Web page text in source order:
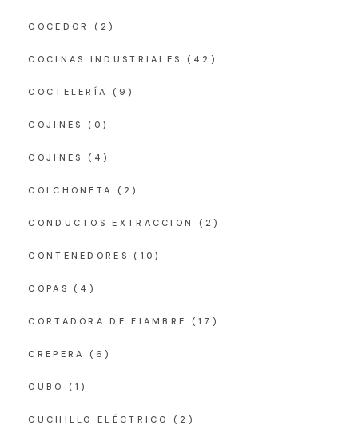
COCEDOR (2)
COCINAS INDUSTRIALES (42)
COCTELERÍA (9)
COJINES (0)
COJINES (4)
COLCHONETA (2)
CONDUCTOS EXTRACCION (2)
CONTENEDORES (10)
COPAS (4)
CORTADORA DE FIAMBRE (17)
CREPERA (6)
CUBO (1)
CUCHILLO ELÉCTRICO (2)